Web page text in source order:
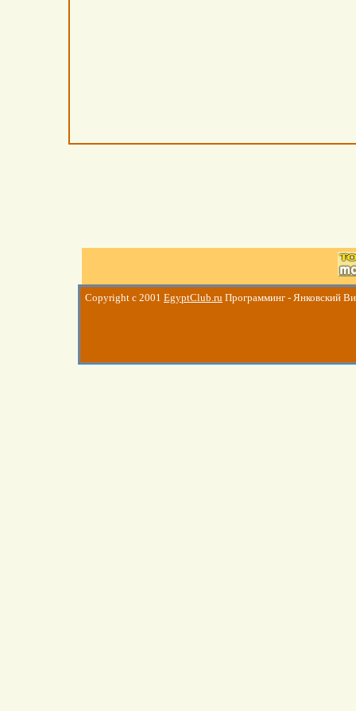
Copyright c 2001 EgyptClub.ru Программинг - Янковский